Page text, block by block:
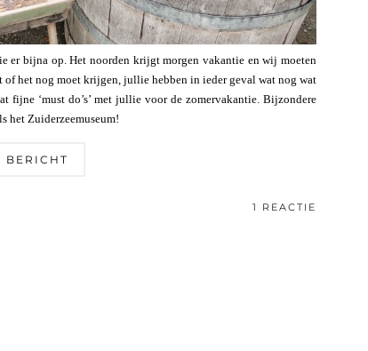
er bijna op. Het noorden krijgt morgen vakantie en wij moeten
het nog moet krijgen, jullie hebben in ieder geval wat nog wat
‘must do’s’ met jullie voor de zomervakantie. Bijzondere
het Zuiderzeemuseum!
BERICHT
1 REACTIE